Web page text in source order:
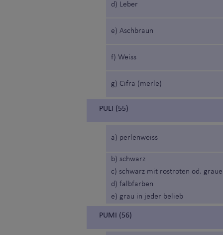
d) Leber
e) Aschbraun
f) Weiss
g) Cifra (merle)
PULI (55)
a) perlenweiss
b) schwarz
c) schwarz mit rostroten od.
d) falbfarben
e) grau in jeder belieb
PUMI (56)